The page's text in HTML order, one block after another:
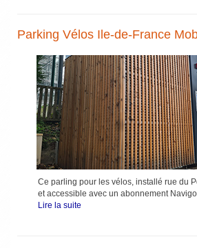
Parking Vélos Ile-de-France
Ce parling pour les vélos, installé rue du
et accessible avec un abonnement
Lire la suite